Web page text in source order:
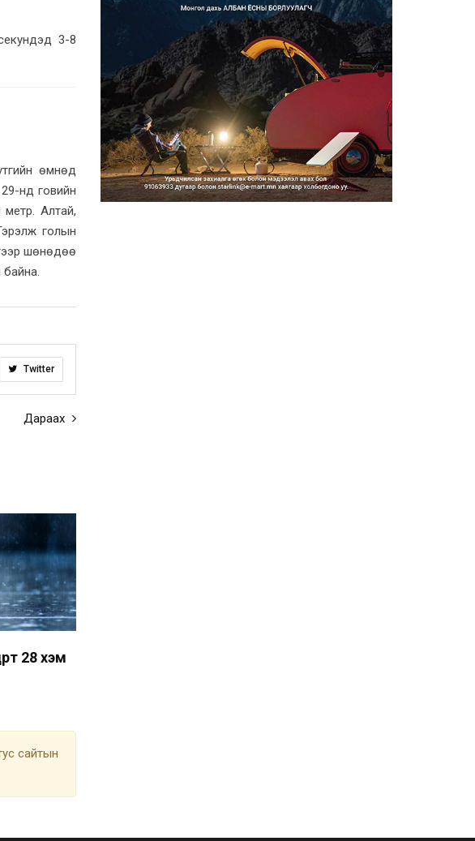
3-8
өмнөд
29-нд говийн
Алтай,
голын
шөнөдөө
Twitter
Дараах
28 хэм
сайтын
дулаан
2026/08/06
Прокурорын байгууллага
өнгөрсөн долоо хоногт 29,44...
2026/08/05
Тэгш, сондгойгоор замын
хөдөлгөөнд оролцох зохицуу...
2026/08/05
Оманы эргийн ойролцоо